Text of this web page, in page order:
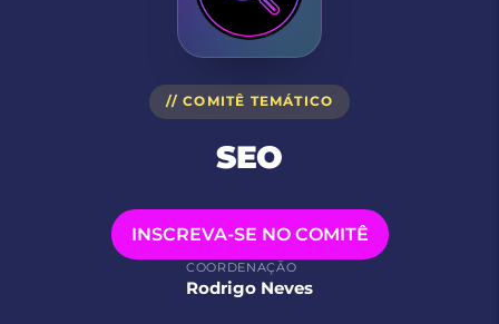
// COMITÊ TEMÁTICO
SEO
INSCREVA-SE NO COMITÊ
COORDENAÇÃO
Rodrigo Neves